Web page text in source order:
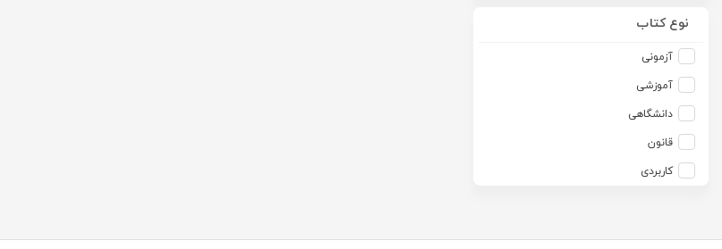
امید انقلاب
آزاده صادقی
آزیتا قربانی رحیم
آلبرت ون دایسی
آلن ردفرن
آمنه باخدا
آنتونی آگوس
نوع کتاب
آزمونی
آموزشی
دانشگاهی
قانون
کاربردی